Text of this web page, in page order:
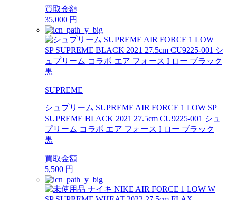
買取金額
35,000 円
SUPREME
シュプリーム SUPREME AIR FORCE 1 LOW SP
SUPREME BLACK 2021 27.5cm CU9225-001 シュ
プリーム コラボ エア フォース I ロー ブラック
黒
買取金額
5,500 円